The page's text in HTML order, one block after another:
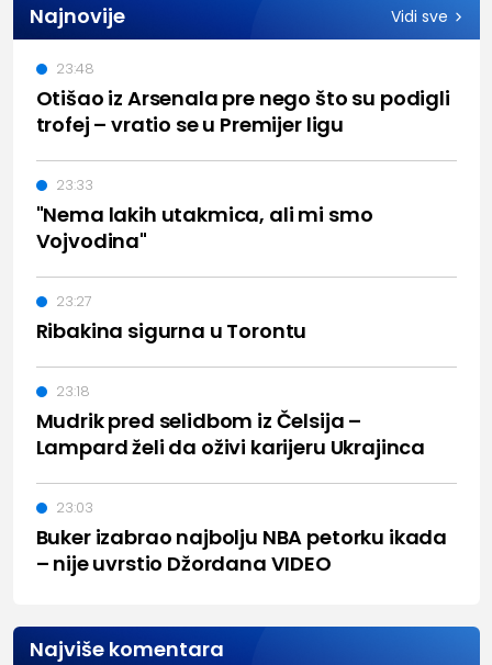
Najnovije Vidi sve
Otišao iz Arsenala pre nego što su podigli
trofej – vratio se u Premijer ligu
23:48
"Nema lakih utakmica, ali mi smo
Vojvodina"
23:33
Ribakina sigurna u Torontu
23:27
Mudrik pred selidbom iz Čelsija –
Lampard želi da oživi karijeru Ukrajinca
23:18
Buker izabrao najbolju NBA petorku ikada
– nije uvrstio Džordana VIDEO
23:03
Najviše komentara